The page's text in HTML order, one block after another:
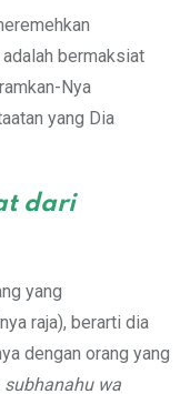
adalah bermaksiat
Nya
yang Dia
dari
yang
raja), berarti dia
dengan orang yang
subhanahu wa